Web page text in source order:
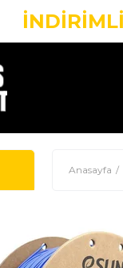
Anasayfa